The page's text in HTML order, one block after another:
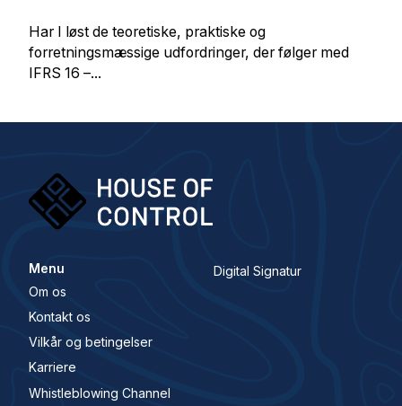
Har I løst de teoretiske, praktiske og
forretningsmæssige udfordringer, der følger med
IFRS 16 –...
Menu
Om os
Kontakt os
Vilkår og betingelser
Karriere
Whistleblowing Channel
Digital Signatur